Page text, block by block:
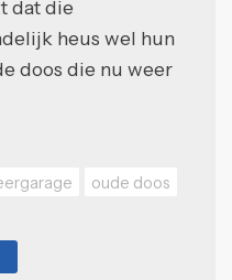
dat die
heus wel hun
doos die nu weer
oude doos